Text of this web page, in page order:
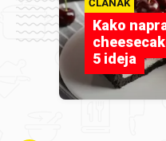
ČLANAK
Kako
5 ideja